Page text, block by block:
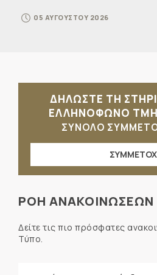
05 ΑΥΓΟΥΣΤΟΥ 2026
ΔΗΛΩΣΤΕ ΤΗ
ΕΛΛΗΝΟΦΩΝΟ
ΣΥΝΟΛΟ
ΡΟΗ ΑΝΑΚΟΙΝΩΣΕΩΝ
Δείτε τις πιο πρόσφατες
Τύπο.